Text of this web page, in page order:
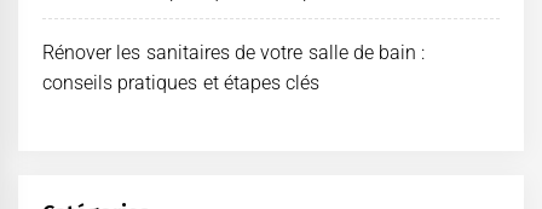
Rénover les sanitaires de votre salle de bain :
conseils pratiques et étapes clés